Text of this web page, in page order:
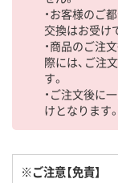
・お客様のご
交換はお受け
・商品のご注
際には、ご注
す。
・ご注文後に
けとなります。
※ご注意【免責】